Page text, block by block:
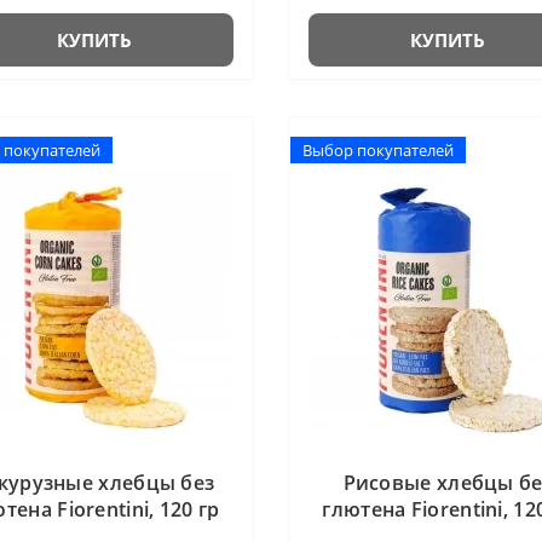
КУПИТЬ КУПИТЬ
хлебцы без
Fiorentini, 120 гр
Выбор покупателей
Выбор покупателей
Рисовые хлебцы
глютена Fiorentini,